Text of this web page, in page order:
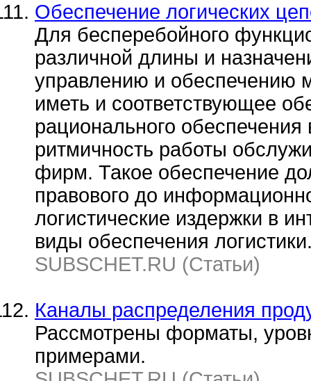
Обеспечение логических
Для бесперебойного
различной длины и
управлению и обеспечению
иметь и соответствующее
рационального
ритмичность работы
фирм. Такое обеспечение
правового до
логистические издержки в
виды обеспечения
SUBSCHET.RU (Статьи)
Каналы распределения
Рассмотрены форматы,
примерами.